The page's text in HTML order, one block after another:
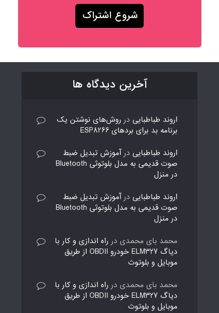
آخرین دیدگاه ها
اروند طباطبایی در روش‌های نوشتن یک
برنامه بد برای بردهای ESP8266
اروند طباطبایی درآموزش تبدیل ضبط
صوت قدیمی به مدل بلوتوثی Bluetooth
در منزل
اروند طباطبایی درآموزش تبدیل ضبط
صوت قدیمی به مدل بلوتوثی Bluetooth
در منزل
محمد بای محمدی در راه اندازی و کار با
دیاگ ELM327 خودرو OBDII از طریق
موبایل و بلوتوث
محمد بای محمدی در راه اندازی و کار با
دیاگ ELM327 خودرو OBDII از طریق
موبایل و بلوتوث